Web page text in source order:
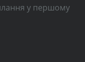
у першому